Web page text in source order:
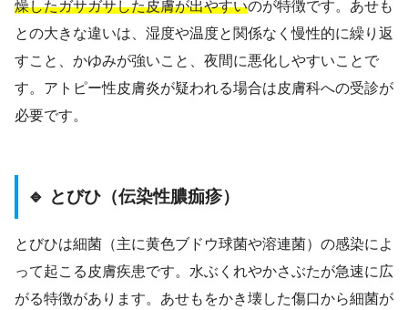
燥したガサガサした皮膚が出やすいのが特徴です。あせも
との大きな違いは、湿度や温度と関係なく慢性的に繰り返
すこと、かゆみが強いこと、夜間に悪化しやすいことで
す。アトピー性皮膚炎が疑われる場合は皮膚科への受診が
必要です。
🔹 とびひ（伝染性膿痂疹）
とびひは細菌（主に黄色ブドウ球菌や溶連菌）の感染によ
って起こる皮膚疾患です。水ぶくれやかさぶたが急速に広
がる特徴があります。あせもをかき壊した傷口から細菌が